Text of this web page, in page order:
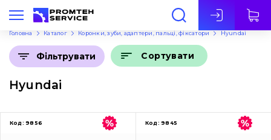
Укр
Головна Каталог Коронки, зуби, адаптери, пальці, фіксатори Hyundai
Hyundai
Фільтрувати Сортувати
Код: 9856 Код: 9845